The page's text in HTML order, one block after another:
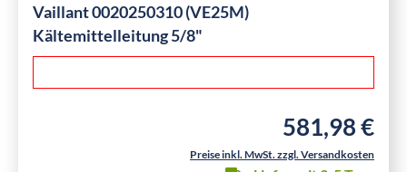
Vaillant 0020250310 (VE25M)
Kältemittelleitung 5/8"
Regulärer Preis:
581,98 €
Preise inkl. MwSt. zzgl. Versandkosten